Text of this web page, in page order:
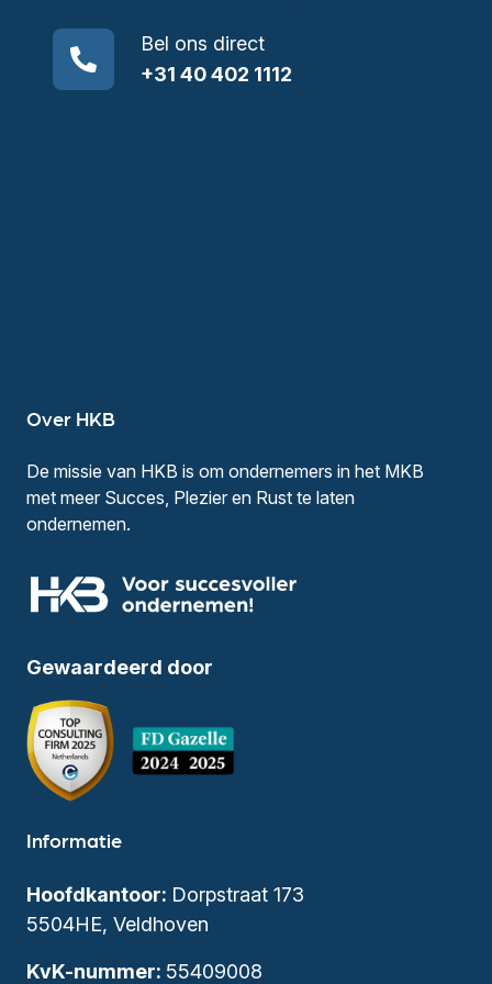
Bel ons direct
+31 40 402 1112
Over HKB
De missie van HKB is om ondernemers in het MKB
met meer Succes, Plezier en Rust te laten
ondernemen.
Gewaardeerd door
Informatie
Hoofdkantoor: Dorpstraat 173
5504HE, Veldhoven
KvK-nummer: 55409008